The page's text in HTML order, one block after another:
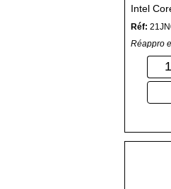
Intel
Go SSD
Réf:
Réappro